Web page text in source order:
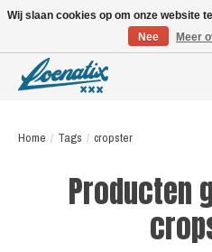
Home / Tags / cropster
Producten
Wij slaan cookies op om onze website
Nee
Meer